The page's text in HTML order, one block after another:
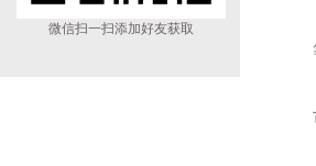
微信扫一扫添加好友获取